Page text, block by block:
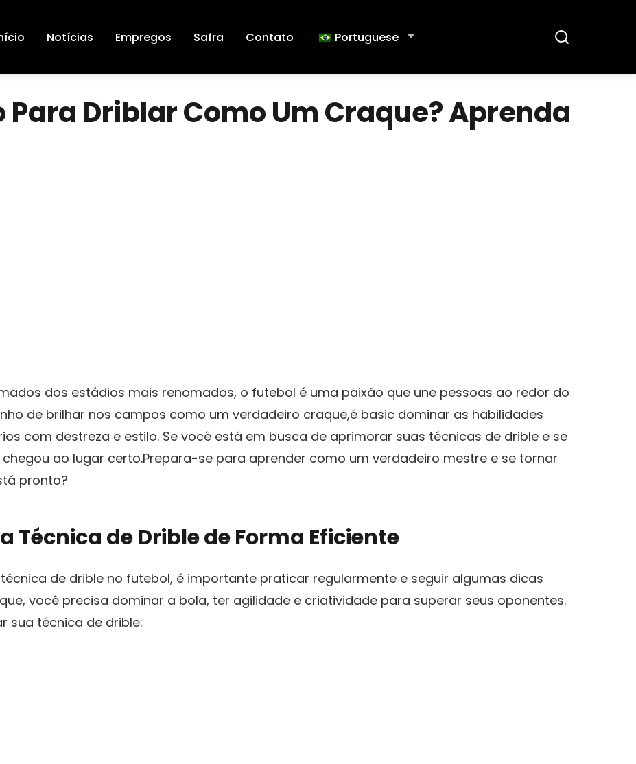
Notícias Empregos Safra Contato Portuguese
Para Driblar Como Um Craque? Aprenda
dos estádios​ mais renomados, o futebol é uma paixão que une pessoas ao redor do
de brilhar nos campos como um verdadeiro craque,é basic dominar as habilidades
com destreza e estilo. Se você está em busca de aprimorar‍ suas técnicas de drible e se
⁣ao lugar certo.Prepara-se para aprender como⁢ um verdadeiro mestre e se tornar
pronto?
Técnica de⁣ Drible de Forma Eficiente
‍de drible no futebol,‌ é‌ importante praticar regularmente e seguir algumas dicas
‌você precisa dominar a ⁤bola, ter agilidade e criatividade para superar ​seus⁤ oponentes.
sua técnica de‌ drible: